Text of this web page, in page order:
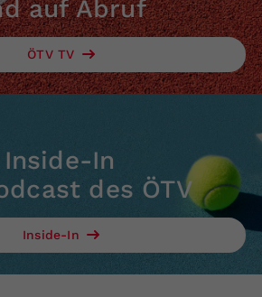
auf Abruf
ÖTV TV
Inside-In
des ÖTV
Inside-In